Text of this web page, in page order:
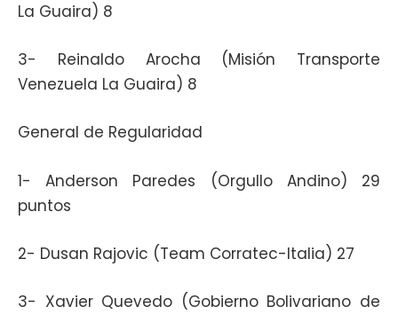
La Guaira) 8
3- Reinaldo Arocha (Misión Transporte
Venezuela La Guaira) 8
General de Regularidad
1- Anderson Paredes (Orgullo Andino) 29
puntos
2- Dusan Rajovic (Team Corratec-Italia) 27
3- Xavier Quevedo (Gobierno Bolivariano de